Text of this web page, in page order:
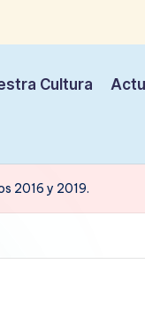
Cultura
2016 y 2019.